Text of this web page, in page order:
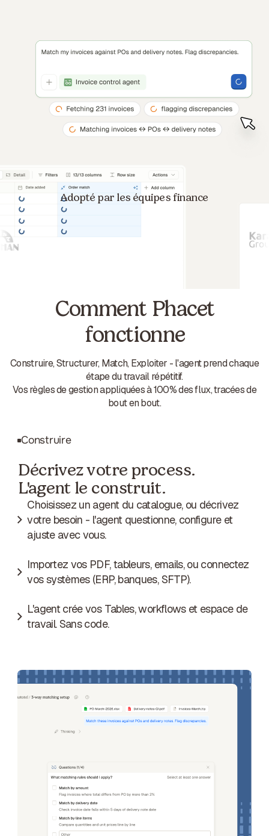
Adopté par les équipes finance
Comment Phacet
fonctionne
Construire, Structurer, Match, Exploiter - l'agent prend chaque
étape du travail répétitif.
Vos règles de gestion appliquées à 100% des flux, tracées de
bout en bout.
Construire
Décrivez votre process.
L'agent le construit.
Choisissez un agent du catalogue, ou décrivez
votre besoin - l'agent questionne, configure et
ajuste avec vous.
Importez vos PDF, tableurs, emails, ou connectez
vos systèmes (ERP, banques, SFTP).
L'agent crée vos Tables, workflows et espace de
travail. Sans code.